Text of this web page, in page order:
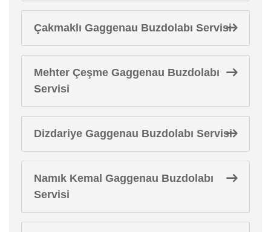
Çakmaklı Gaggenau Buzdolabı Servisi
Mehter Çeşme Gaggenau Buzdolabı
Servisi
Dizdariye Gaggenau Buzdolabı Servisi
Namık Kemal Gaggenau Buzdolabı
Servisi